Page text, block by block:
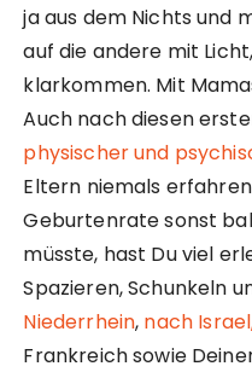
ja aus dem Nichts und
auf die andere mit
klarkommen. Mit
Auch nach diesen
physischer und
Eltern niemals
Geburtenrate sonst
müsste, hast Du viel
Spazieren, Schunkeln
Niederrhein, nach
Frankreich sowie